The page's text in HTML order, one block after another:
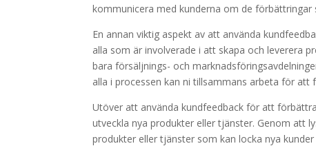
kommunicera med kunderna om de förbättringar
En annan viktig aspekt av att använda
alla som är involverade i att skapa och leverera
bara försäljnings- och
alla i processen kan ni tillsammans arbeta för att
Utöver att använda kundfeedback för att
utveckla nya produkter eller tjänster. Genom att
produkter eller tjänster som kan locka nya